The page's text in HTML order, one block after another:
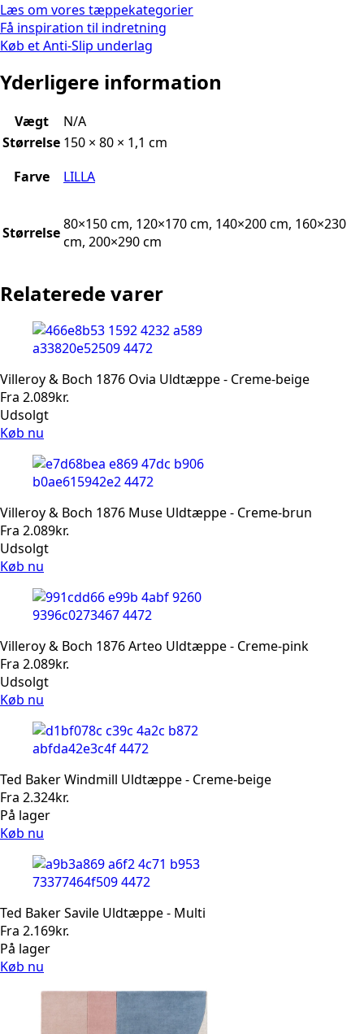
Læs om vores tæppekategorier
Få inspiration til indretning
Køb et Anti-Slip underlag
Yderligere information
Vægt
N/A
Størrelse 150 × 80 × 1,1 cm
Farve
LILLA
Størrelse80×150 cm, 120×170 cm, 140×200 cm, 160×230
cm, 200×290 cm
Relaterede varer
Villeroy & Boch 1876 Ovia Uldtæppe - Creme-beige
Fra 2.089kr.
Udsolgt
Køb nu
Villeroy & Boch 1876 Muse Uldtæppe - Creme-brun
Fra 2.089kr.
Udsolgt
Køb nu
Villeroy & Boch 1876 Arteo Uldtæppe - Creme-pink
Fra 2.089kr.
Udsolgt
Køb nu
Ted Baker Windmill Uldtæppe - Creme-beige
Fra 2.324kr.
På lager
Køb nu
Ted Baker Savile Uldtæppe - Multi
Fra 2.169kr.
På lager
Køb nu